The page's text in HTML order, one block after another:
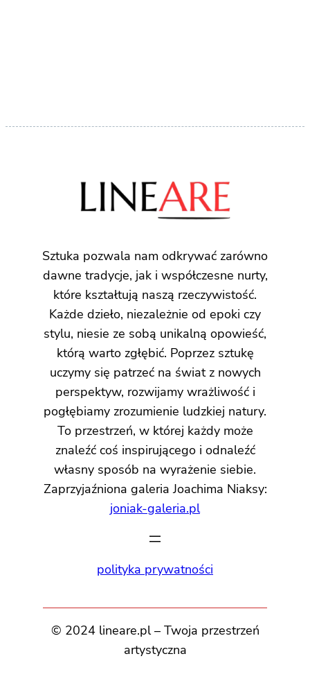
Sztuka pozwala nam odkrywać zarówno
dawne tradycje, jak i współczesne nurty,
które kształtują naszą rzeczywistość.
Każde dzieło, niezależnie od epoki czy
stylu, niesie ze sobą unikalną opowieść,
którą warto zgłębić. Poprzez sztukę
uczymy się patrzeć na świat z nowych
perspektyw, rozwijamy wrażliwość i
pogłębiamy zrozumienie ludzkiej natury.
To przestrzeń, w której każdy może
znaleźć coś inspirującego i odnaleźć
własny sposób na wyrażenie siebie.
Zaprzyjaźniona galeria Joachima Niaksy:
joniak-galeria.pl
polityka prywatności
© 2024 lineare.pl – Twoja przestrzeń
artystyczna